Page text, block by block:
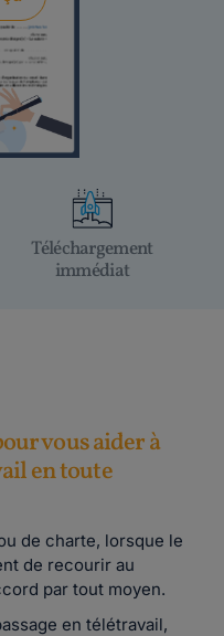
Téléchargement
immédiat
vous aider à
en toute
de charte, lorsque le
de recourir au
par tout moyen.
en télétravail,